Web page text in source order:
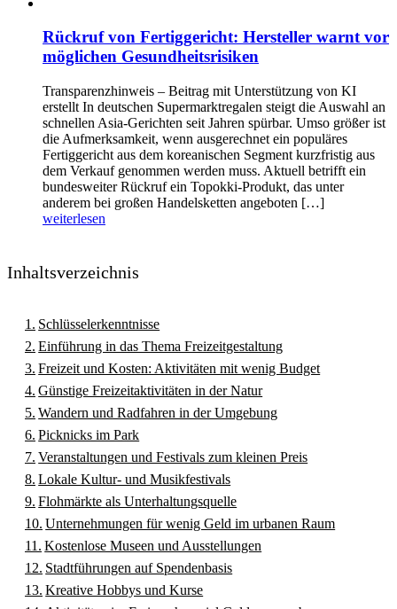
Rückruf von Fertiggericht: Hersteller warnt vor
möglichen Gesundheitsrisiken
Transparenzhinweis – Beitrag mit Unterstützung von KI
erstellt In deutschen Supermarktregalen steigt die Auswahl an
schnellen Asia-Gerichten seit Jahren spürbar. Umso größer ist
die Aufmerksamkeit, wenn ausgerechnet ein populäres
Fertiggericht aus dem koreanischen Segment kurzfristig aus
dem Verkauf genommen werden muss. Aktuell betrifft ein
bundesweiter Rückruf ein Topokki-Produkt, das unter
anderem bei großen Handelsketten angeboten […]
weiterlesen
Inhaltsverzeichnis
Schlüsselerkenntnisse
Einführung in das Thema Freizeitgestaltung
Freizeit und Kosten: Aktivitäten mit wenig Budget
Günstige Freizeitaktivitäten in der Natur
Wandern und Radfahren in der Umgebung
Picknicks im Park
Veranstaltungen und Festivals zum kleinen Preis
Lokale Kultur- und Musikfestivals
Flohmärkte als Unterhaltungsquelle
Unternehmungen für wenig Geld im urbanen Raum
Kostenlose Museen und Ausstellungen
Stadtführungen auf Spendenbasis
Kreative Hobbys und Kurse